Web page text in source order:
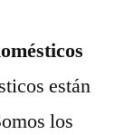
están
los